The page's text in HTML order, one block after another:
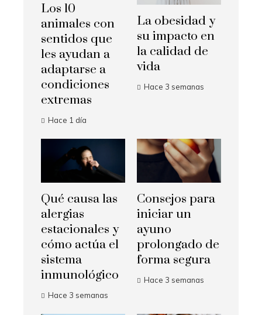
Los 10
animales con
sentidos que
les ayudan a
adaptarse a
condiciones
extremas
Hace 1 día
La obesidad y
su impacto en
la calidad de
vida
Hace 3 semanas
Qué causa las
alergias
estacionales y
cómo actúa el
sistema
inmunológico
Hace 3 semanas
Consejos para
iniciar un
ayuno
prolongado de
forma segura
Hace 3 semanas